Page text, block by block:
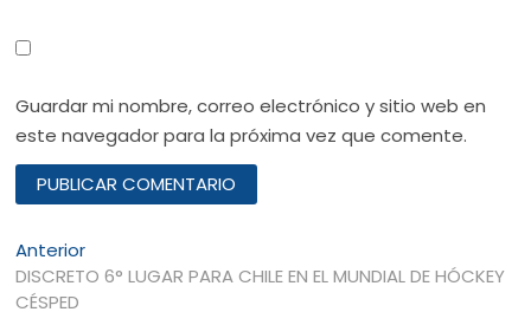
Guardar mi nombre, correo electrónico y sitio web en
este navegador para la próxima vez que comente.
Navegación
de
AnteriorEntrada
anterior:
DISCRETO 6° LUGAR PARA CHILE EN EL MUNDIAL DE HÓCKEY
CÉSPED